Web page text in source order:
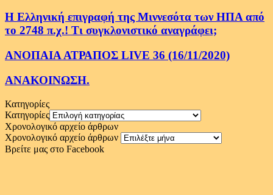
Η Ελληνική επιγραφή της Μιννεσότα των ΗΠΑ από
το 2748 π.χ.! Τι συγκλονιστικό αναγράφει;
ΑΝΟΠΑΙΑ ΑΤΡΑΠΟΣ LIVE 36 (16/11/2020)
ΑΝΑΚΟΙΝΩΣΗ.
Κατηγορίες
Κατηγορίες
Χρονολογικό αρχείο άρθρων
Χρονολογικό αρχείο άρθρων
Βρείτε μας στο Facebook